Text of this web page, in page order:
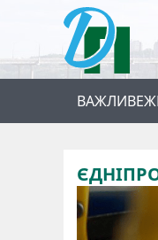
ВАЖЛИВЕ